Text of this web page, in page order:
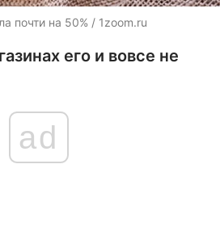
почти на 50% / 1zoom.ru
его и вовсе не
ad